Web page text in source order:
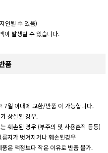
연될 수 있음)
이 발생할 수 있습니다.
품
7일 이내에 교환/반품 이 가능합니다.
상실된 경우.
훼손된 경우 (부주의 및 사용흔적 등등)
지가 벗겨지거나 훼손된경우
은 액정보다 작은 이유로 반품 불가.